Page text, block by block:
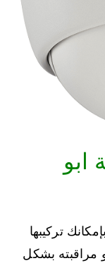
ابو
بإمكانك تركيبها
مراقبته بشكل